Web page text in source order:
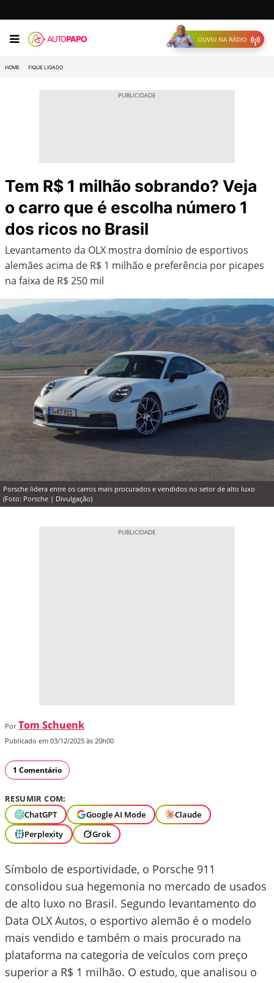
OUVIU NA RÁDIO
HOME FIQUE LIGADO
Tem R$ 1 milhão sobrando? Veja
o carro que é escolha número 1
dos ricos no Brasil
Levantamento da OLX mostra domínio de esportivos
alemães acima de R$ 1 milhão e preferência por picapes
na faixa de R$ 250 mil
Porsche lidera entre os carros mais procurados e vendidos no setor de alto luxo
(Foto: Porsche | Divulgação)
Por Tom Schuenk
Publicado em 03/12/2025 às 20h00
1 Comentário
RESUMIR COM:
ChatGPT
Google AI Mode
Claude
Perplexity
Grok
Símbolo de esportividade, o Porsche 911
consolidou sua hegemonia no mercado de usados
de alto luxo no Brasil. Segundo levantamento do
Data OLX Autos, o esportivo alemão é o modelo
mais vendido e também o mais procurado na
plataforma na categoria de veículos com preço
superior a R$ 1 milhão. O estudo, que analisou o